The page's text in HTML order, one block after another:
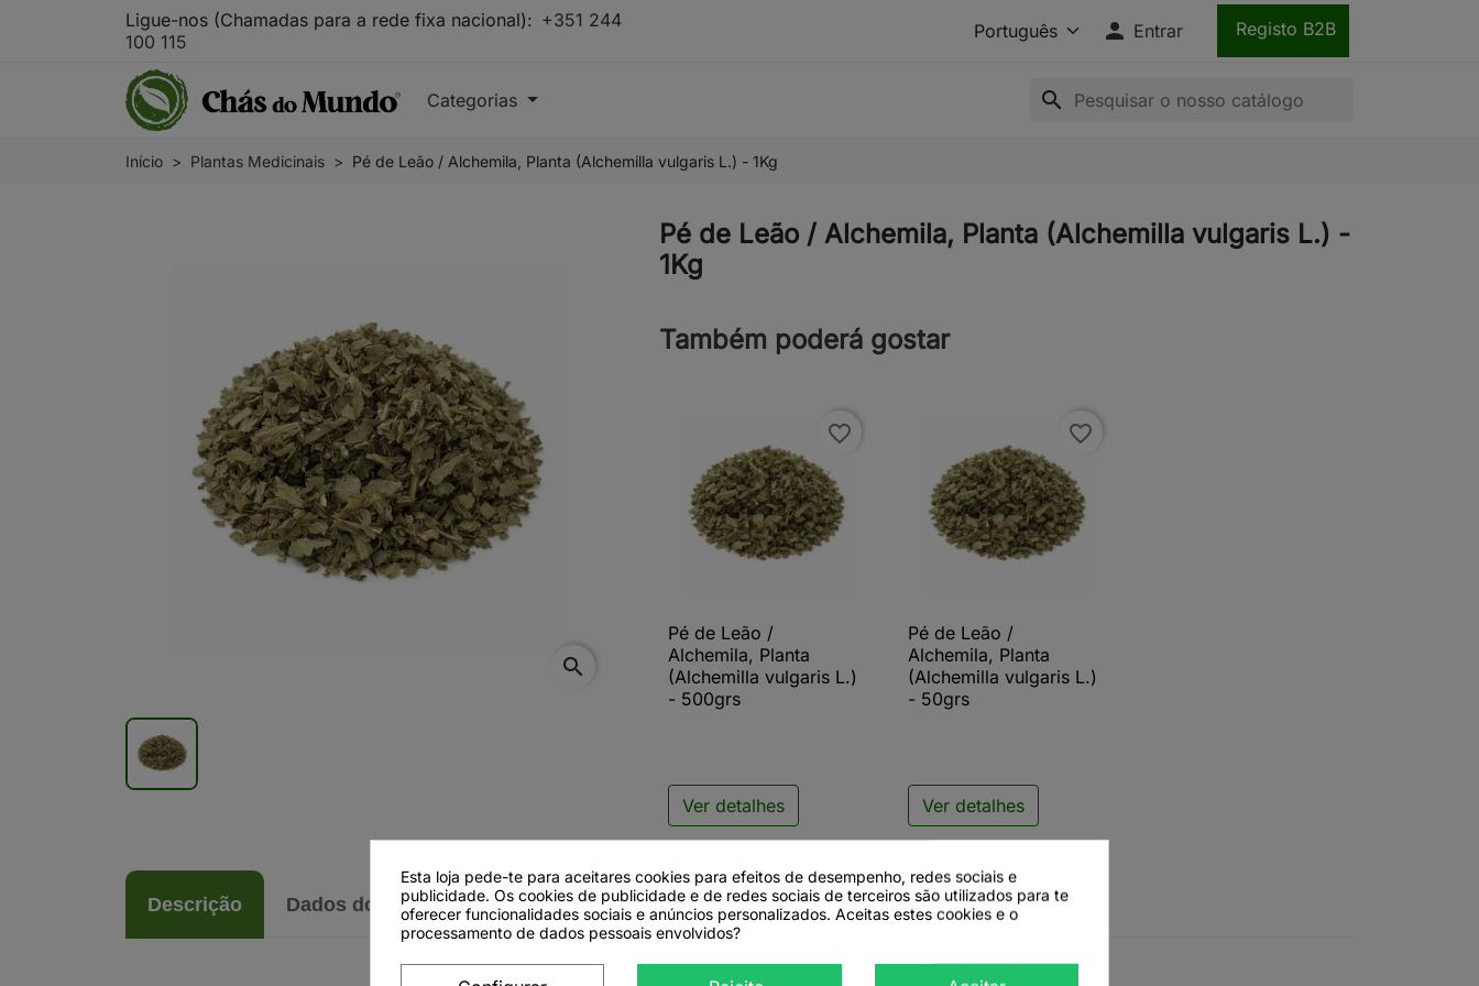
Ligue-nos (Chamadas para a rede fixa nacional): +351 244
100 115
 Entrar Registo B2B
Categorias search
Início Plantas Medicinais Pé de Leão / Alchemila, Planta (Alchemilla vulgaris L.) - 1Kg
search
Pé de Leão / Alchemila, Planta (Alchemilla vulgaris L.) -
1Kg
Também poderá gostar
favorite_border
 Vista rápida
Pé de Leão /
Alchemila, Planta
(Alchemilla vulgaris L.)
- 500grs
Ver detalhes
favorite_border
 Vista rápida
Pé de Leão /
Alchemila, Planta
(Alchemilla vulgaris L.)
- 50grs
Ver detalhes
Descrição Dados do produto
Esta loja pede-te para aceitares cookies para efeitos de desempenho, redes sociais e
publicidade. Os cookies de publicidade e de redes sociais de terceiros são utilizados para te
oferecer funcionalidades sociais e anúncios personalizados. Aceitas estes cookies e o
processamento de dados pessoais envolvidos?